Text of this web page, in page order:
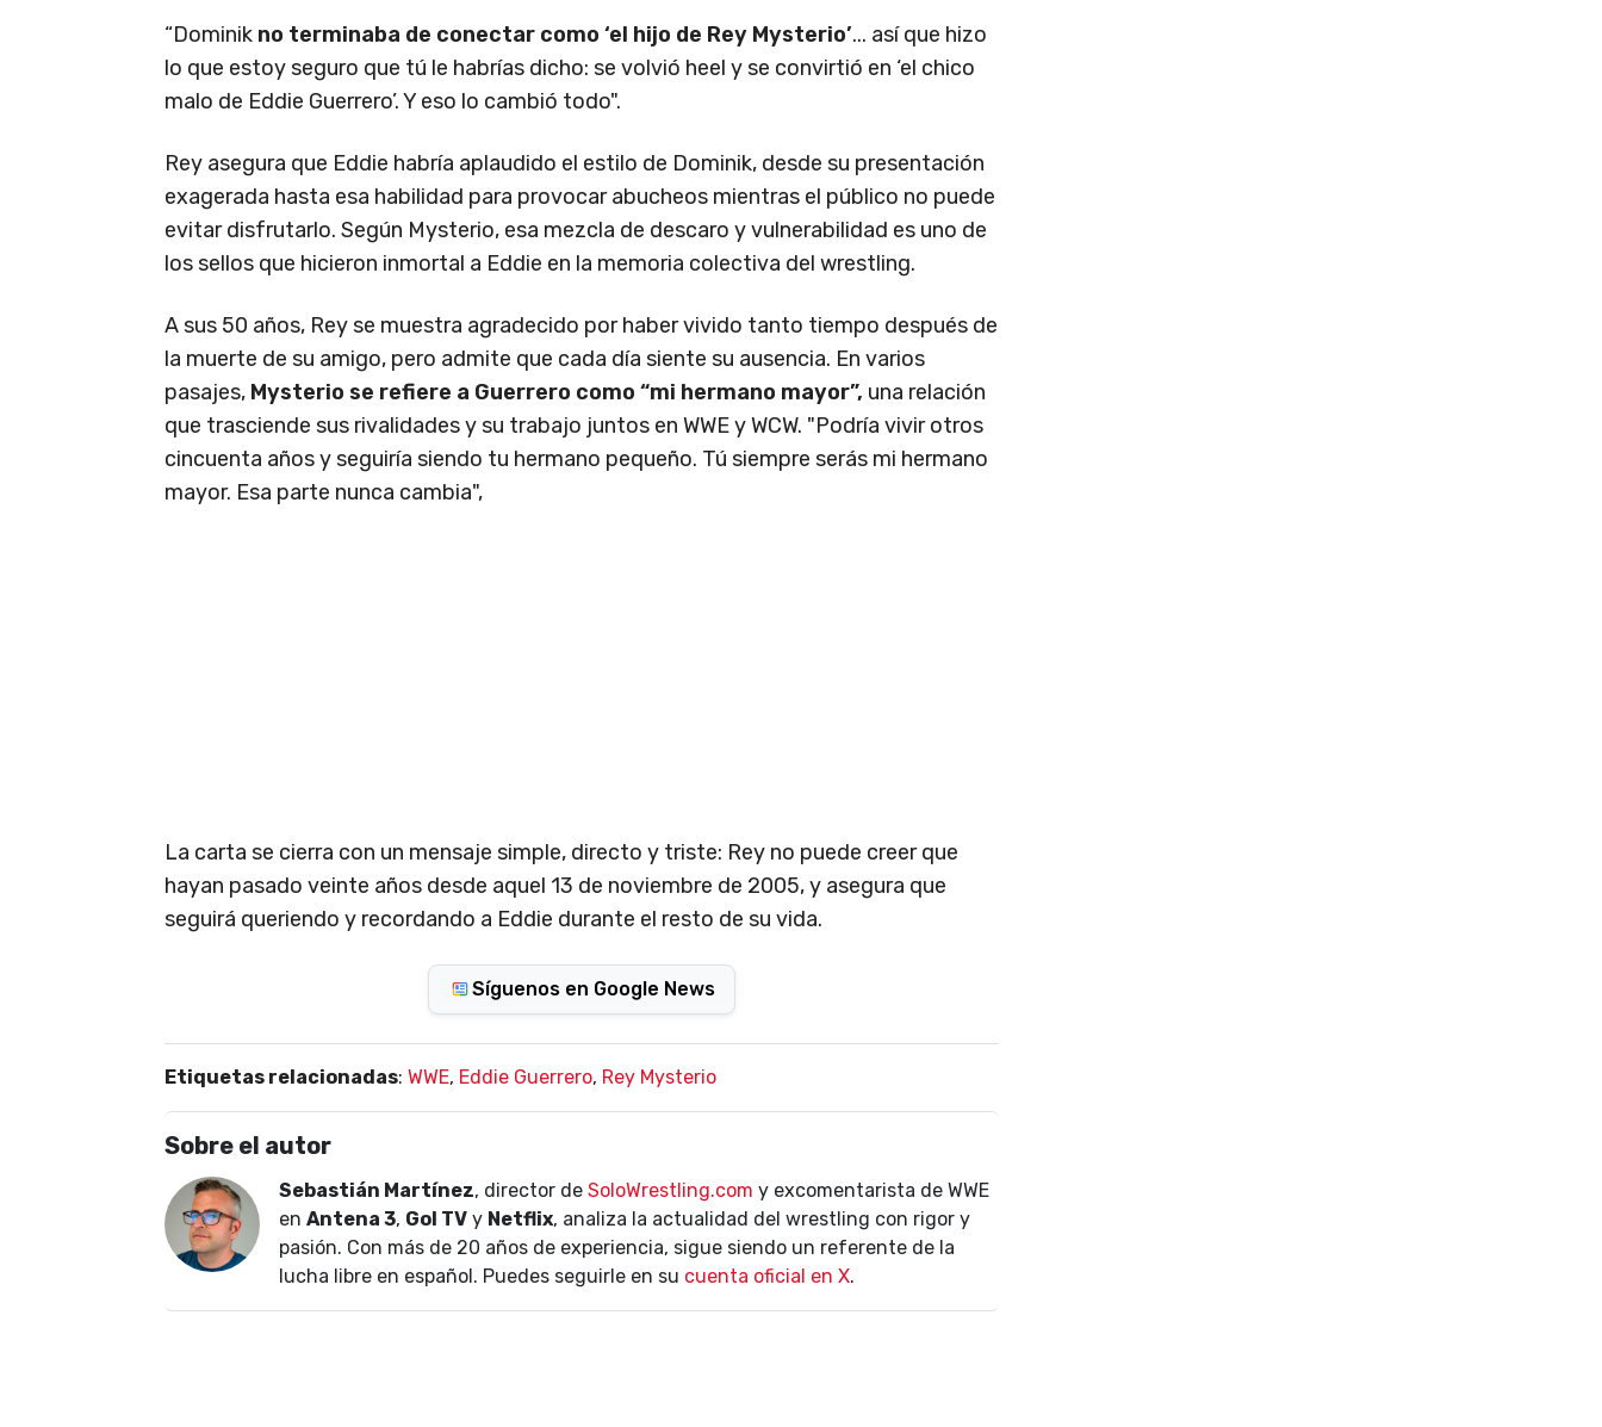
“Dominik no terminaba de conectar como ‘el hijo de Rey Mysterio’... así que hizo
lo que estoy seguro que tú le habrías dicho: se volvió heel y se convirtió en ‘el chico
malo de Eddie Guerrero’. Y eso lo cambió todo".
Rey asegura que Eddie habría aplaudido el estilo de Dominik, desde su presentación
exagerada hasta esa habilidad para provocar abucheos mientras el público no puede
evitar disfrutarlo. Según Mysterio, esa mezcla de descaro y vulnerabilidad es uno de
los sellos que hicieron inmortal a Eddie en la memoria colectiva del wrestling.
A sus 50 años, Rey se muestra agradecido por haber vivido tanto tiempo después de
la muerte de su amigo, pero admite que cada día siente su ausencia. En varios
pasajes, Mysterio se refiere a Guerrero como “mi hermano mayor”, una relación
que trasciende sus rivalidades y su trabajo juntos en WWE y WCW. "Podría vivir otros
cincuenta años y seguiría siendo tu hermano pequeño. Tú siempre serás mi hermano
mayor. Esa parte nunca cambia",
La carta se cierra con un mensaje simple, directo y triste: Rey no puede creer que
hayan pasado veinte años desde aquel 13 de noviembre de 2005, y asegura que
seguirá queriendo y recordando a Eddie durante el resto de su vida.
Síguenos en Google News
Etiquetas relacionadas: WWE, Eddie Guerrero, Rey Mysterio
Sobre el autor
Sebastián Martínez, director de SoloWrestling.com y excomentarista de WWE
en Antena 3, Gol TV y Netflix, analiza la actualidad del wrestling con rigor y
pasión. Con más de 20 años de experiencia, sigue siendo un referente de la
lucha libre en español. Puedes seguirle en su cuenta oficial en X.